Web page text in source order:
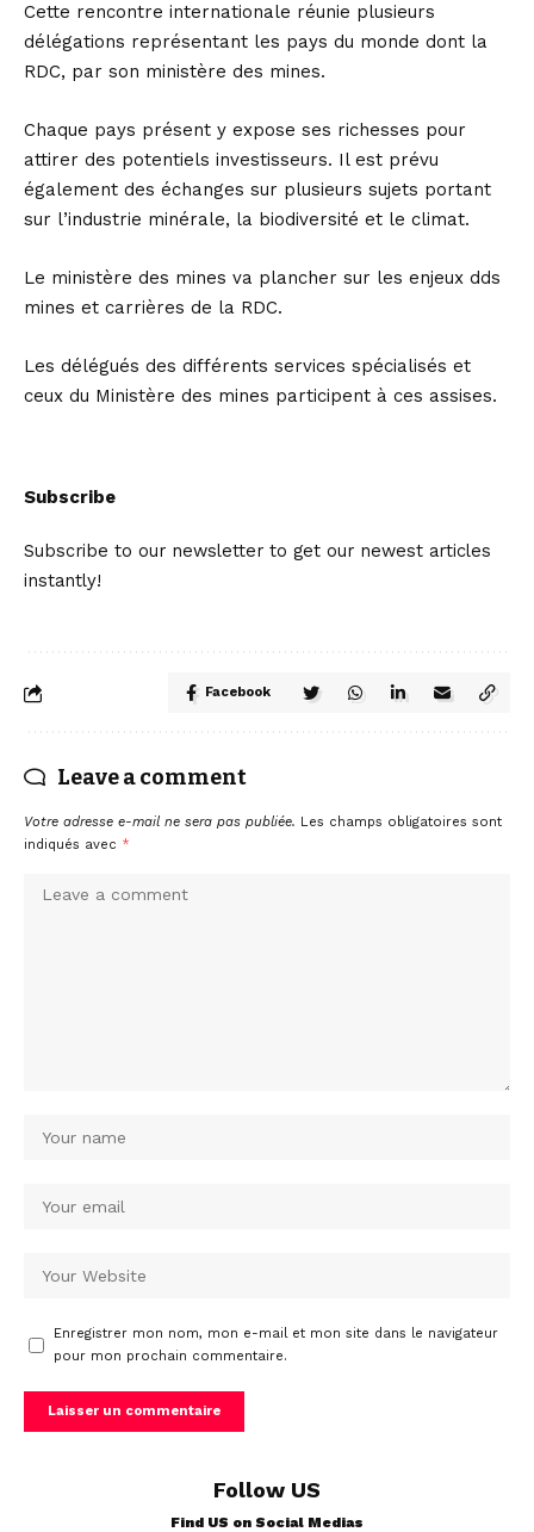
Cette rencontre internationale réunie plusieurs
délégations représentant les pays du monde dont la
RDC, par son ministère des mines.
Chaque pays présent y expose ses richesses pour
attirer des potentiels investisseurs. Il est prévu
également des échanges sur plusieurs sujets portant
sur l’industrie minérale, la biodiversité et le climat.
Le ministère des mines va plancher sur les enjeux dds
mines et carrières de la RDC.
Les délégués des différents services spécialisés et
ceux du Ministère des mines participent à ces assises.
Subscribe
Subscribe to our newsletter to get our newest articles
instantly!
Facebook
Leave a comment
Votre adresse e-mail ne sera pas publiée. Les champs obligatoires sont
indiqués avec *
Enregistrer mon nom, mon e-mail et mon site dans le navigateur
pour mon prochain commentaire.
Follow US
Find US on Social Medias